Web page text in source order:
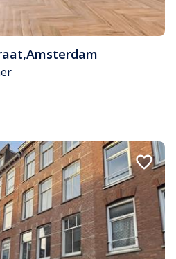
,Amsterdam